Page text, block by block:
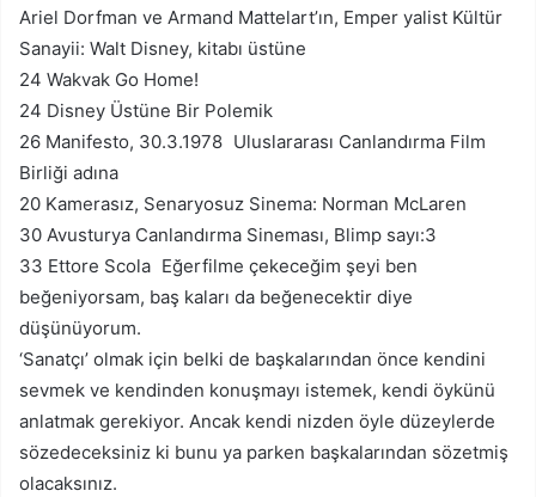
Ariel Dorfman ve Armand Mattelart’ın, Emper­ yalist Kültür
Sanayii: Walt Disney, kitabı üstüne
24 Wakvak Go Home!
24 Disney Üstüne Bir Polemik
26 Manifesto, 30.3.1978 Uluslararası Canlandırma Film
Birliği adına
20 Kamerasız, Senaryosuz Sinema: Norman McLaren
30 Avusturya Canlandırma Sineması, Blimp sayı:3
33 Ettore Scola Eğerfilme çekeceğim şeyi ben
beğeniyorsam, baş­ kaları da beğenecektir diye
düşünüyorum.
‘Sanatçı’ olmak için belki de başkalarından önce kendini
sevmek ve kendinden konuşmayı istemek, kendi öykünü
anlatmak gerekiyor. Ancak kendi­ nizden öyle düzeylerde
sözedeceksiniz ki bunu ya­ parken başkalarından sözetmiş
olacaksınız.